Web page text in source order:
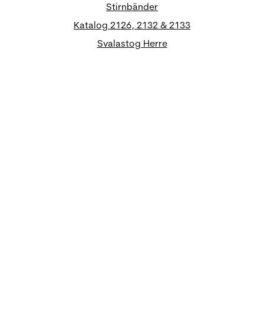
Stirnbänder
Katalog 2126, 2132 & 2133
Svalastog Herre